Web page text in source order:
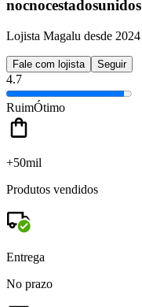
nocnocestadosunidos
Lojista Magalu desde 2024
Fale com lojista Seguir
4.7
RuimÓtimo
+50mil
Produtos vendidos
Entrega
No prazo